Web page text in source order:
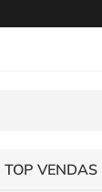
TOP VENDAS